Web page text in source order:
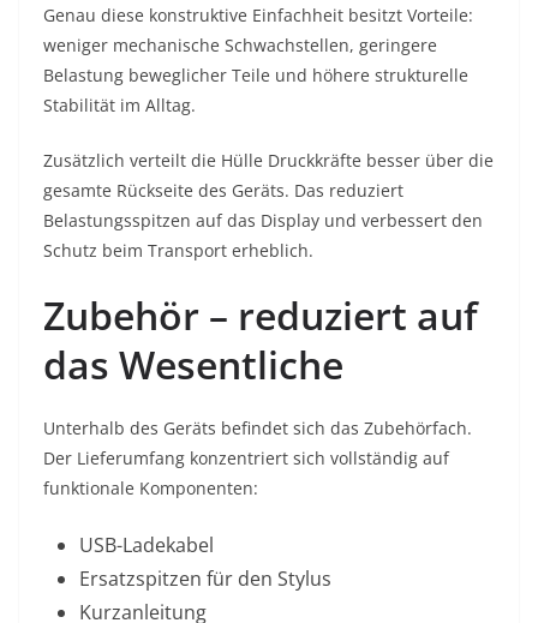
Genau diese konstruktive Einfachheit besitzt Vorteile:
weniger mechanische Schwachstellen, geringere
Belastung beweglicher Teile und höhere strukturelle
Stabilität im Alltag.
Zusätzlich verteilt die Hülle Druckkräfte besser über die
gesamte Rückseite des Geräts. Das reduziert
Belastungsspitzen auf das Display und verbessert den
Schutz beim Transport erheblich.
Zubehör – reduziert auf
das Wesentliche
Unterhalb des Geräts befindet sich das Zubehörfach.
Der Lieferumfang konzentriert sich vollständig auf
funktionale Komponenten:
USB-Ladekabel
Ersatzspitzen für den Stylus
Kurzanleitung